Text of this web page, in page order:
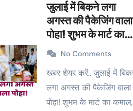
जुलाई में बिकने लगा
अगस्त की पैकेजिंग वाला
पोहा! शुभम के मार्ट का
कमाल, खाद्य विभाग ने की
कार्रवाई, 38 पैकेट सीज
No Comments
खबर शेयर करें.. जुलाई में बिकने
लगा अगस्त की पैकेजिंग वाला
पोहा! शुभम के मार्ट का कमाल,